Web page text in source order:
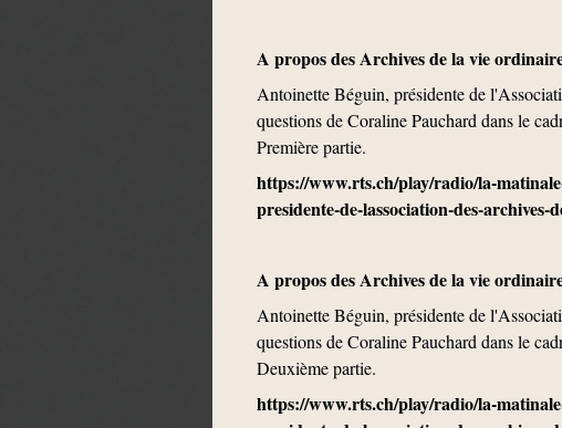
A propos des Archives de la vie
Antoinette Béguin, présidente de
questions de Coraline Pauchard dans le
Première partie.
https://www.rts.ch/play/radio/la-
presidente-de-lassociation-des-
A propos des Archives de la vie
Antoinette Béguin, présidente de
questions de Coraline Pauchard dans le
Deuxième partie.
https://www.rts.ch/play/radio/la-